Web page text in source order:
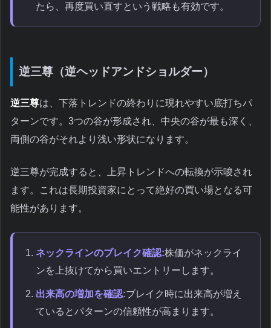
たら、再度買い直すという戦略も有効です。
逆三尊（逆ヘッドアンドショルダー）
逆三尊は、下落トレンドの終わりに現れやすい底打ちパ
ターンです。3つの谷が形成され、中央の谷が最も深く、
両側の谷がそれより浅い形状になります。
逆三尊が完成すると、上昇トレンドへの転換が示唆され
ます。これは長期投資家にとって絶好の買い場となる可
能性があります。
ネックラインのブレイク確認:株価がネックライ
ンを上抜けてから買いエントリーします。
出来高の増加を確認:ブレイク時に出来高が増え
ているとパターンの信頼性が高まります。